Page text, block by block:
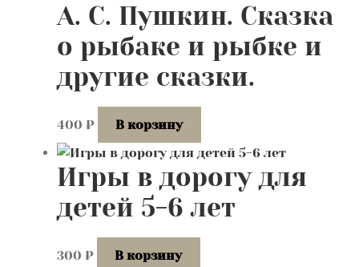
А. С. Пушкин. Сказка
о рыбаке и рыбке и
другие сказки.
400 ₽ В корзину
Игры в дорогу для
детей 5-6 лет
300 ₽ В корзину